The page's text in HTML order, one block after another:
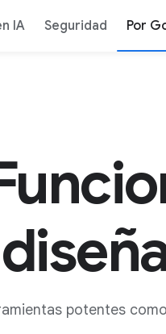
IA Seguridad Por
potentes